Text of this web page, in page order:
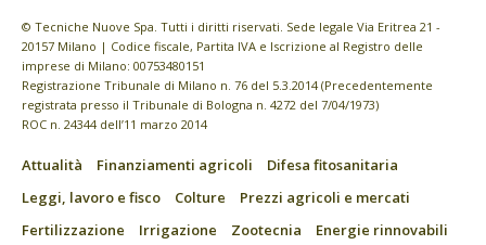
© Tecniche Nuove Spa. Tutti i diritti riservati. Sede legale Via Eritrea 21 -
20157 Milano | Codice fiscale, Partita IVA e Iscrizione al Registro delle
imprese di Milano: 00753480151
Registrazione Tribunale di Milano n. 76 del 5.3.2014 (Precedentemente
registrata presso il Tribunale di Bologna n. 4272 del 7/04/1973)
ROC n. 24344 dell’11 marzo 2014
Attualità Finanziamenti agricoli
Difesa fitosanitaria
Leggi, lavoro e fisco
Colture
Prezzi agricoli e mercati
Fertilizzazione
Irrigazione Zootecnia
Energie rinnovabili